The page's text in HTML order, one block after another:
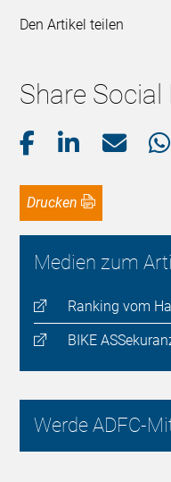
Den Artikel teilen
Share Social
Drucken
Medien zum
Ranking vom
BIKE
Werde ADFC-